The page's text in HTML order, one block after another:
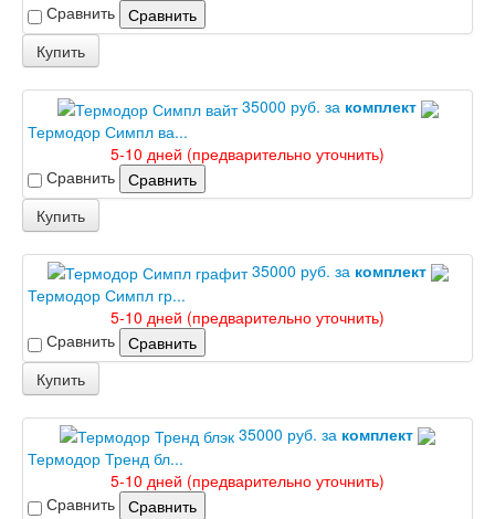
Сравнить Сравнить
Купить
35000 руб. за комплект
Термодор Симпл ва...
5-10 дней (предварительно уточнить)
Сравнить Сравнить
Купить
35000 руб. за комплект
Термодор Симпл гр...
5-10 дней (предварительно уточнить)
Сравнить Сравнить
Купить
35000 руб. за комплект
Термодор Тренд бл...
5-10 дней (предварительно уточнить)
Сравнить Сравнить